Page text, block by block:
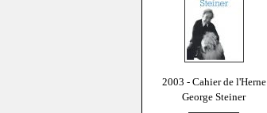
2003 - Cahier de l'Herne
George Steiner